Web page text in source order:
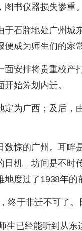
书仪器损失惨重。
于石牌地处广州城
成为师生们的家
面安排将贵重校产
始筹划内迁。
定为广西；及后，
数惊的广州。耳畔
日机，坊间是不时
度过了1938年的
终于非迁不可了。
生已经能听到从